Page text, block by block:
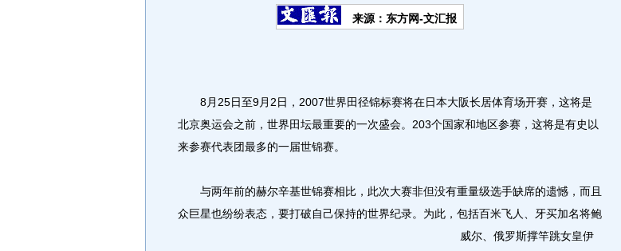
来源：东方网-文汇报
8月25日至9月2日，2007世界田径锦标赛将在日本大阪长居体育场开赛，这将是
北京奥运会之前，世界田坛最重要的一次盛会。203个国家和地区参赛，这将是有史以
来参赛代表团最多的一届世锦赛。
与两年前的赫尔辛基世锦赛相比，此次大赛非但没有重量级选手缺席的遗憾，而且
众巨星也纷纷表态，要打破自己保持的世界纪录。 为此，包括百米飞人、牙买加名将鲍
威尔、俄罗斯撑竿跳女皇伊